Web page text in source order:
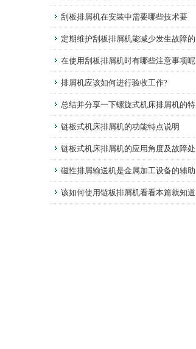
意这些问题
刮板排屑机在安装中需要哪些技术要
求? 定期维护刮板排屑机能减少发生故障的
频率在使用刮板排屑机时有哪些注意事项呢
排屑机应该如何进行验收工作?
总结并分享一下螺旋式机床排屑机的特
点有哪些
链板式机床排屑机的功能特点说明
链板式机床排屑机的应用角度及故障处
理 磁性排屑输送机是金属加工设备的辅助
设备该如何使用链板排屑机看看本篇就知道